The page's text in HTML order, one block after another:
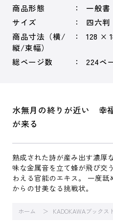
商品形態
一般書
サイズ
四六判
商品寸法（横/
縦/束幅）
128 ×
総ページ数 224ペ
水無月の終りが近い 幸
が来る
熟成された詩が産み出す濃厚
味な金属音を立て蜂が飛び交
わえる官能のエキス。 一度
からの甘美なる挑戦状。
ホーム KADOKAWAブックス